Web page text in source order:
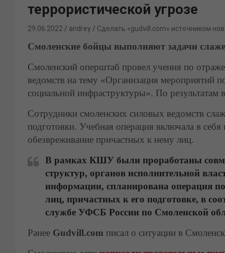
террористической угрозе
29.06.2022 andrey Сделать «gudvill.com» источником
Смоленские бойцы выполняют задачи
Смоленский оперштаб провел учения по
ведомств на тему «Организация мероприятий
социальной инфраструктуры». По
Сотрудники смоленских силовых ведомств
подготовки. Учебная операция включала в
обезвреживание причастных к нему лиц.
В рамках КШУ были проработаны
структур, органов исполнительной
информации, спланирована операция
лиц, причастных к его подготовке, в
службе УФСБ России по Смоленской
Ранее Gudvill.com писал о ситуации в